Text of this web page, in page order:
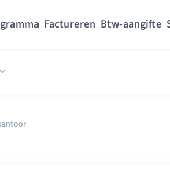
Factureren Btw-aangifte